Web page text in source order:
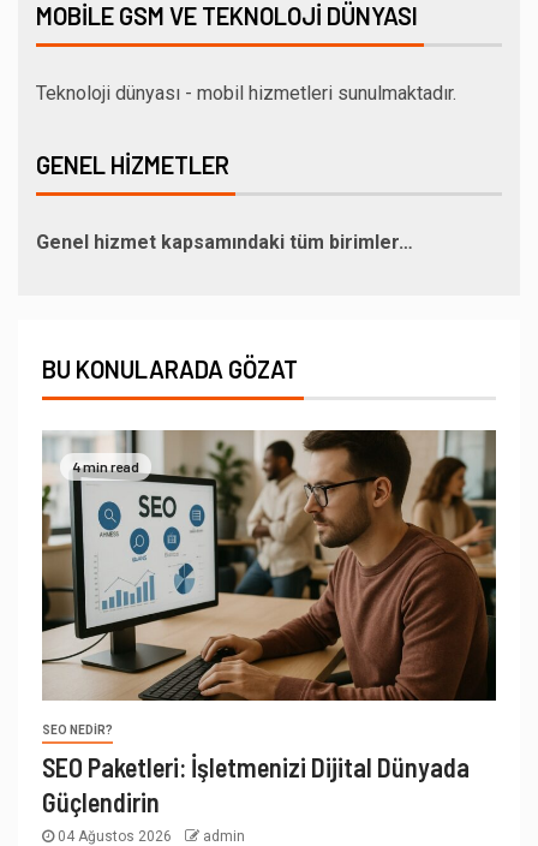
MOBILE GSM VE TEKNOLOJI DÜNYASI
Teknoloji dünyası - mobil hizmetleri sunulmaktadır.
GENEL HIZMETLER
Genel hizmet kapsamındaki tüm birimler…
BU KONULARADA GÖZAT
4 min read
SEO NEDIR?
SEO Paketleri: İşletmenizi Dijital Dünyada
Güçlendirin
04 Ağustos 2026 admin